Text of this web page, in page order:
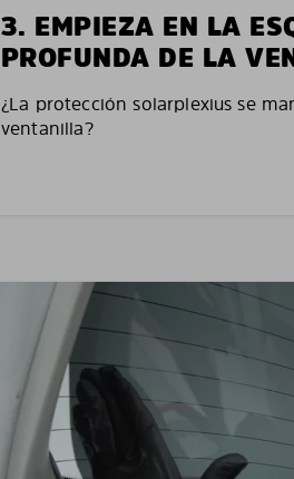
3. EMPIEZA EN LA
PROFUNDA DE LA
¿La protección solarplexius se
ventanilla?